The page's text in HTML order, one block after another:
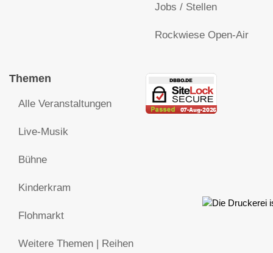
Jobs / Stellen
Rockwiese Open-Air
Themen
Alle Veranstaltungen
Live-Musik
Bühne
Kinderkram
Flohmarkt
Weitere Themen | Reihen